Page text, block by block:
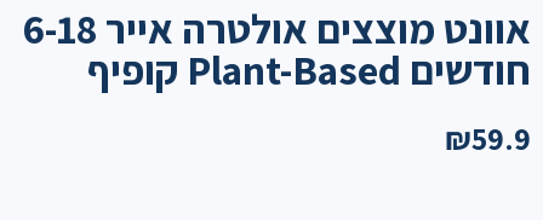
אוונט מוצצים אולטרה אייר 6-18
חודשים Plant-Based קופיף
₪59.9